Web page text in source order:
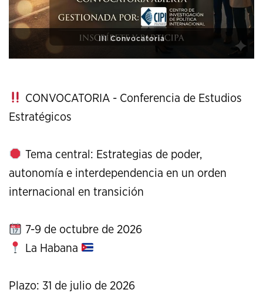
XI Conference on Strategic Studies
CONVOCATORIA - Conferencia de Estudios
Estratégicos
Tema central: Estrategias de poder,
autonomía e interdependencia en un orden
internacional en transición
7-9 de octubre de 2026
La Habana
Plazo: 31 de julio de 2026